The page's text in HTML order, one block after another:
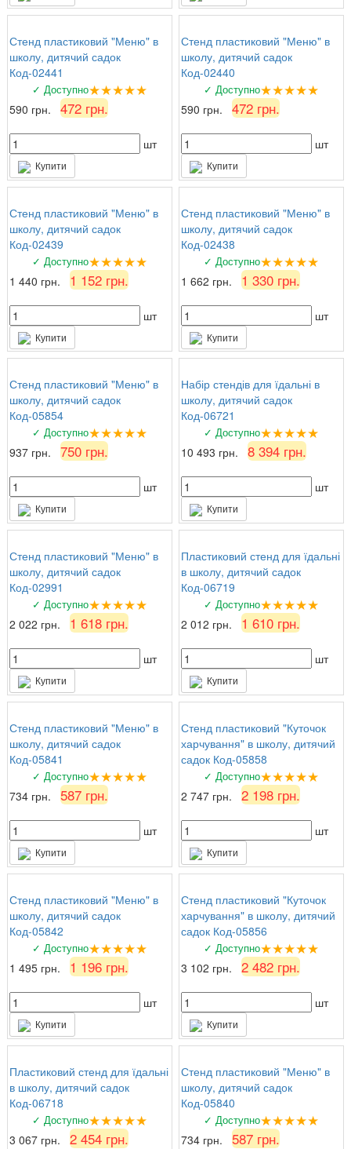
Стенд пластиковий "Меню" в
школу, дитячий садок
Код-02441
✓ Доступно★★★★★
590 грн. 472 грн.
шт
Купити
Стенд пластиковий "Меню" в
школу, дитячий садок
Код-02440
✓ Доступно★★★★★
590 грн. 472 грн.
шт
Купити
Стенд пластиковий "Меню" в
школу, дитячий садок
Код-02439
✓ Доступно★★★★★
1 440 грн. 1 152 грн.
шт
Купити
Стенд пластиковий "Меню" в
школу, дитячий садок
Код-02438
✓ Доступно★★★★★
1 662 грн. 1 330 грн.
шт
Купити
Стенд пластиковий "Меню" в
школу, дитячий садок
Код-05854
✓ Доступно★★★★★
937 грн. 750 грн.
шт
Купити
Набір стендів для їдальні в
школу, дитячий садок
Код-06721
✓ Доступно★★★★★
10 493 грн. 8 394 грн.
шт
Купити
Стенд пластиковий "Меню" в
школу, дитячий садок
Код-02991
✓ Доступно★★★★★
2 022 грн. 1 618 грн.
шт
Купити
Пластиковий стенд для їдальні
в школу, дитячий садок
Код-06719
✓ Доступно★★★★★
2 012 грн. 1 610 грн.
шт
Купити
Стенд пластиковий "Меню" в
школу, дитячий садок
Код-05841
✓ Доступно★★★★★
734 грн. 587 грн.
шт
Купити
Стенд пластиковий "Куточок
харчування" в школу, дитячий
садок Код-05858
✓ Доступно★★★★★
2 747 грн. 2 198 грн.
шт
Купити
Стенд пластиковий "Меню" в
школу, дитячий садок
Код-05842
✓ Доступно★★★★★
1 495 грн. 1 196 грн.
шт
Купити
Стенд пластиковий "Куточок
харчування" в школу, дитячий
садок Код-05856
✓ Доступно★★★★★
3 102 грн. 2 482 грн.
шт
Купити
Пластиковий стенд для їдальні
в школу, дитячий садок
Код-06718
✓ Доступно★★★★★
3 067 грн. 2 454 грн.
Стенд пластиковий "Меню" в
школу, дитячий садок
Код-05840
✓ Доступно★★★★★
734 грн. 587 грн.